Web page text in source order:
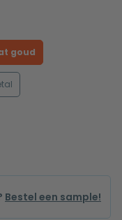
goud
Bestel een sample!